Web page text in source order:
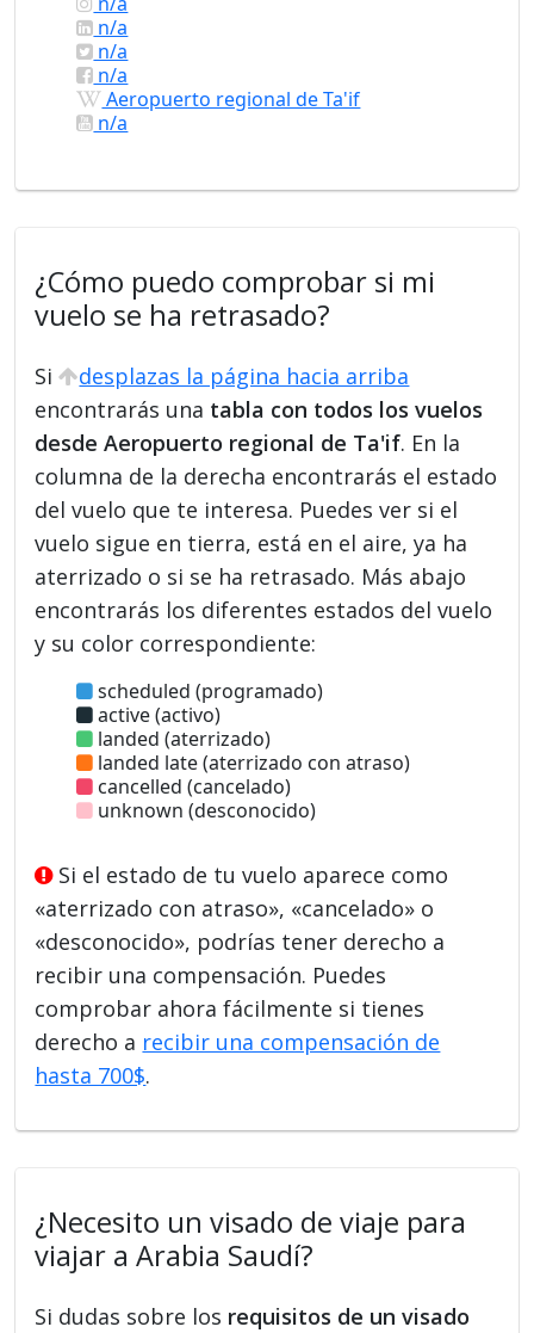
n/a
n/a
n/a
Aeropuerto regional de Ta'if
n/a
¿Cómo puedo comprobar si mi
vuelo se ha retrasado?
Si
desplazas la página hacia arriba
encontrarás una tabla con todos los vuelos
desde Aeropuerto regional de Ta'if. En la
columna de la derecha encontrarás el estado
del vuelo que te interesa. Puedes ver si el
vuelo sigue en tierra, está en el aire, ya ha
aterrizado o si se ha retrasado. Más abajo
encontrarás los diferentes estados del vuelo
y su color correspondiente:
scheduled (programado)
active (activo)
landed (aterrizado)
landed late (aterrizado con atraso)
cancelled (cancelado)
unknown (desconocido)
Si el estado de tu vuelo aparece como
«aterrizado con atraso», «cancelado» o
«desconocido», podrías tener derecho a
recibir una compensación. Puedes
comprobar ahora fácilmente si tienes
derecho a recibir una compensación de
hasta 700$.
¿Necesito un visado de viaje para
viajar a Arabia Saudí?
Si dudas sobre los requisitos de un visado